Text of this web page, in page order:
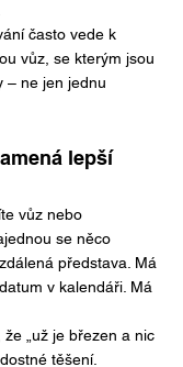
často vede k
vůz, se kterým jsou
– ne jen jednu
lepší
vůz nebo
se něco
představa. Má
v kalendáři. Má
„už je březen a nic
těšení.